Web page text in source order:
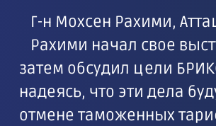
Г-н Мохсен Рахими,
Рахими начал свое
затем обсудил цели
надеясь, что эти дела
отмене таможенных